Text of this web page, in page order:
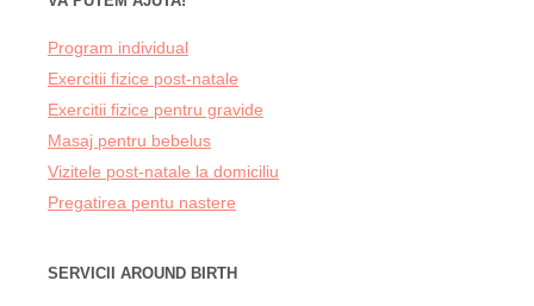
Program individual
Exercitii fizice post-natale
Exercitii fizice pentru gravide
Masaj pentru bebelus
Vizitele post-natale la domiciliu
Pregatirea pentu nastere
SERVICII AROUND BIRTH